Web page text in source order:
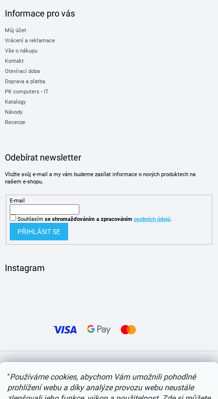
"Používáme cookies, abychom Vám umožnili pohodlné
prohlížení webu a díky analýze provozu webu neustále
Informace pro vás
Můj účet
Vrácení a reklamace
Vše o nákupu
Kontakt
Otevírací doba
Doprava a platba
PK computers - IT
Katalogy
Návody
Recenze
Odebírat newsletter
Vložte svůj e-mail a my vám budeme zasílat informace o nových produktech na
našem e-shopu.
E-mail
Souhlasím se shromažďováním a zpracováním osobních údajů.
PŘIHLÁSIT SE
Instagram
Copyright 2026itvlaky.cz . Všechna práva vyhrazena. Upravit nastavení cookies